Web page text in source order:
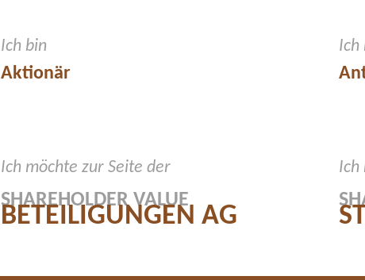
Ich bin
Aktionär
Ich möchte zur Seite der
SHAREHOLDER VALUE
BETEILIGUNGEN AG
Ich
Ich